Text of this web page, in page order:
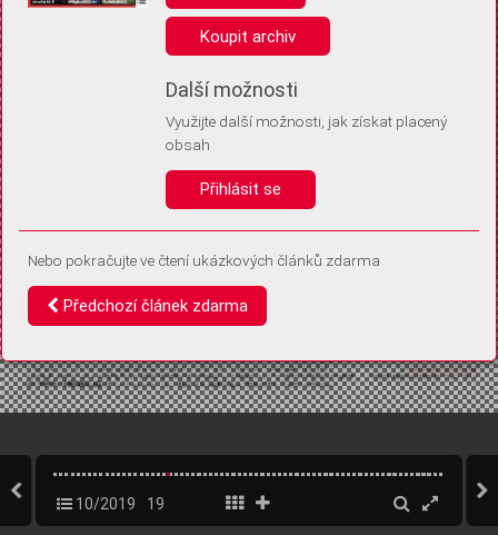
Anonymní unikátní ID
Díky němu příště poznáme, že se jedná o stejné zařízení, a
Identifikátor je zcela anonymní.
Vaše souhlasy a odmítnutí si ukládáme do vašeho zařízení, abychom se
vás už příště znovu neptali. Můžete je kdykoli později upravit ve Správě
10/2019 19
Koupit archiv
Další možnosti
Využijte další možnosti, jak získat placený
obsah
Přihlásit se
Nebo pokračujte ve čtení ukázkových článků zdarma
Předchozí článek zdarma